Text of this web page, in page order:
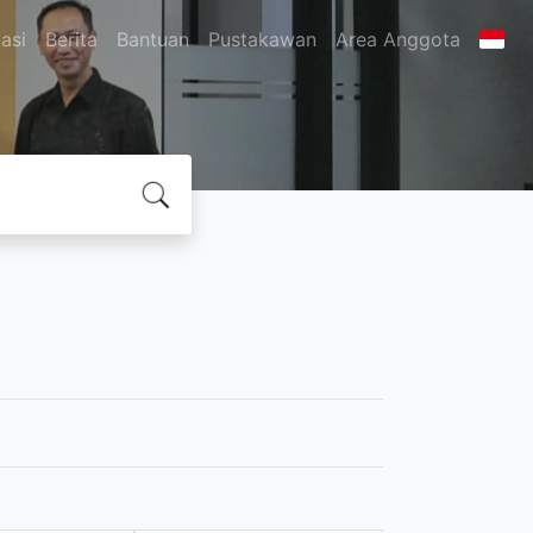
Berita Bantuan Pustakawan Area Anggota